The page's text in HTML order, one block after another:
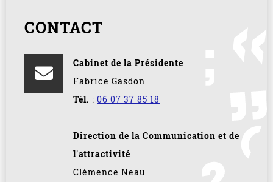
CONTACT
Cabinet de la Présidente
Fabrice Gasdon
Tél. : 06 07 37 85 18
Direction de la Communication et de
l'attractivité
Clémence Neau